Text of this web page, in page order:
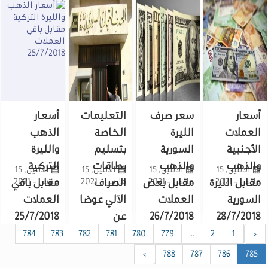
أسعار
العملات
الأجنبية
والذهب
مقابل الليرة
السورية
28/7/2018
الاثنين, 15
مارس - 2021
سعر صرف
الليرة
السورية
والذهب
مقابل بعض
العملات
26/7/2018
الاثنين, 15
مارس - 2021
التعليمات
الخاصة
بتسليم
بطاقات
الصراف
الآلي عوضا
عن
أصحابها
الاثنين, 15
مارس - 2021
أسعار
الذهب
والليرة
التركية
مقابل باقي
العملات
25/7/2018
الاثنين, 15
مارس - 2021
‹
1
2
...
779
780
781
782
783
784
785
786
787
788
›